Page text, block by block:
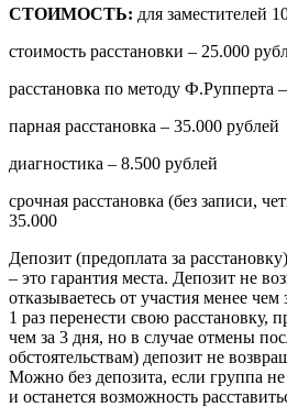
СТОИМОСТЬ: для заместителей
стоимость расстановки – 25.000
расстановка по методу Ф.Рупперта
парная расстановка – 35.000 рублей
диагностика – 8.500 рублей
срочная расстановка (без записи,
35.000
Депозит (предоплата за
– это гарантия места. Депозит не
отказываетесь от участия менее
1 раз перенести свою расстановку,
чем за 3 дня, но в случае отмены
обстоятельствам) депозит не
Можно без депозита, если группа
и останется возможность